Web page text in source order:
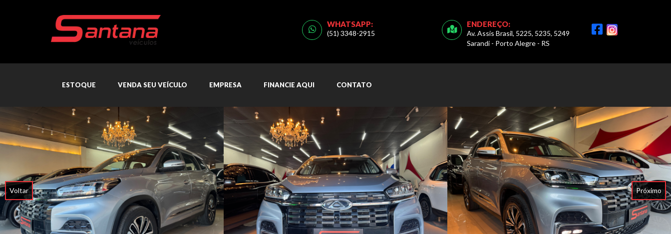
ENDEREÇO:
Av. Assis Brasil, 5225, 5235, 5249
Sarandi - Porto Alegre - RS
WHATSAPP:
(51) 3348-2915
ESTOQUE VENDA SEU VEÍCULO EMPRESA FINANCIE AQUI CONTATO
Voltar Próximo